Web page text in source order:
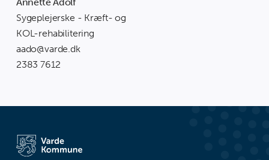
Sygeplejerske - Kræft- og
KOL-rehabilitering
aado@varde.dk
2383 7612